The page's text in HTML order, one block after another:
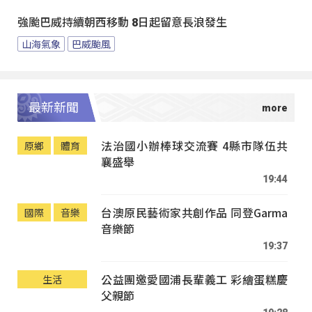
強颱巴威持續朝西移動 8日起留意長浪發生
山海氣象 巴威颱風
最新新聞
原鄉 體育
法治國小辦棒球交流賽 4縣市隊伍共
襄盛舉
19:44
國際 音樂
台澳原民藝術家共創作品 同登Garma
音樂節
19:37
生活
公益團邀愛國浦長輩義工 彩繪蛋糕慶
父親節